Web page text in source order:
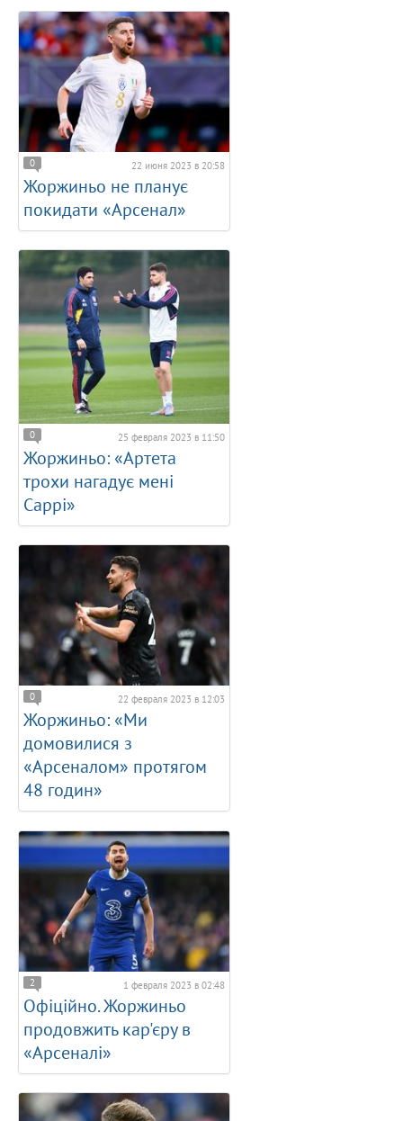
0 22 июня 2023 в 20:58
Жоржиньо не планує
покидати «Арсенал»
0 25 февраля 2023 в 11:50
Жоржиньо: «Артета
трохи нагадує мені
Саррі»
0 22 февраля 2023 в 12:03
Жоржиньо: «Ми
домовилися з
«Арсеналом» протягом
48 годин»
2 1 февраля 2023 в 02:48
Офіційно. Жоржиньо
продовжить кар'єру в
«Арсеналі»